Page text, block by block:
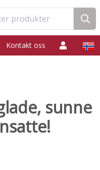
produkter
Kontakt oss
sunne